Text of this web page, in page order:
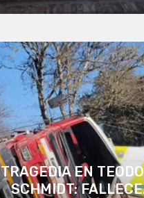
TRAGEDIA EN
SCHMIDT: